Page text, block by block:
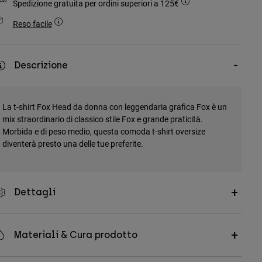
Spedizione gratuita per ordini superiori a 125€
Reso facile
Descrizione
La t-shirt Fox Head da donna con leggendaria grafica Fox è un
mix straordinario di classico stile Fox e grande praticità.
Morbida e di peso medio, questa comoda t-shirt oversize
diventerà presto una delle tue preferite.
Dettagli
Materiali & Cura prodotto